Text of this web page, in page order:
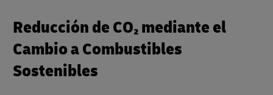
Reducción de CO₂ mediante el
Cambio a Combustibles
Sostenibles